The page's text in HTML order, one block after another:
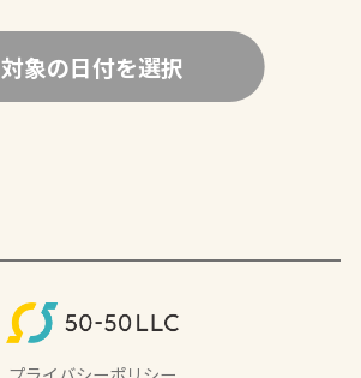
対象の日付を選択